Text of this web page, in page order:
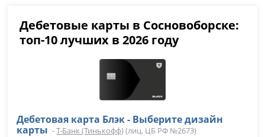
выгодный вариант и заполните анкету на официальном
сайте кредитного учреждения.
Дебетовые карты в Сосновоборске:
топ-10 лучших в 2026 году
Дебетовая карта Блэк - Выберите дизайн
карты -Т-Банк (Тинькофф)(лиц. ЦБ РФ №2673)